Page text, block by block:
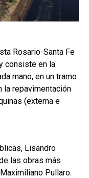
Rosario-Santa Fe
consiste en la
mano, en un tramo
la repavimentación
(externa e
Lisandro
las obras más
Pullaro: